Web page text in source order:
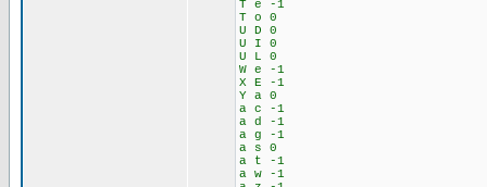
T e -1
T o 0
U D 0
U I 0
U L 0
W e -1
X E -1
Y a 0
a c -1
a d -1
a g -1
a s 0
a t -1
a w -1